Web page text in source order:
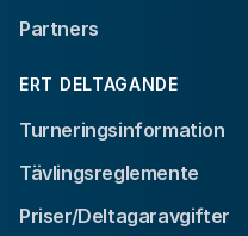
Partners
ERT DELTAGANDE
Turneringsinformation
Tävlingsreglemente
Priser/Deltagaravgifter